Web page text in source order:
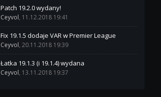
Patch 19.2.0 wydany!
Ceyvol, 11.12.2018 19:41
Fix 19.1.5 dodaje VAR w Premier League
Ceyvol, 20.11.2018 19:39
Łatka 19.1.3 (i 19.1.4) wydana
Ceyvol, 13.11.2018 19:37